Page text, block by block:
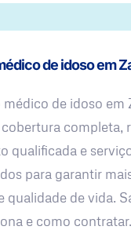
de idoso em
de idoso em
completa,
qualificada e
para garantir
qualidade de vida.
e como contratar.